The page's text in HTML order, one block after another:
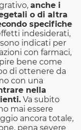
anche i
o di altra
specifiche
indesiderati,
indicati per
con farmaci,
bene come
di ottenere da
con una
nella
Va subito
mai essere
ancora totale,
pena severe